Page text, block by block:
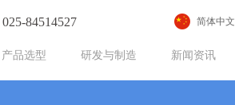
025-84514527
产品选型 研发与制造 新闻资讯
简体中文